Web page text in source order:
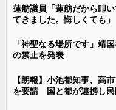
蓮舫議員「蓮舫だから叩
てきました。悔しくても」
「神聖なる場所です」靖
の禁止を発表
【朗報】小池都知事、高
を要請 国と都が連携し民